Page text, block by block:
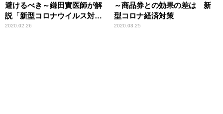
避けるべき～鎌田實医師が解
説「新型コロナウイルス対
策」
2020.02.26
～商品券との効果の差は 新
型コロナ経済対策
2020.03.25